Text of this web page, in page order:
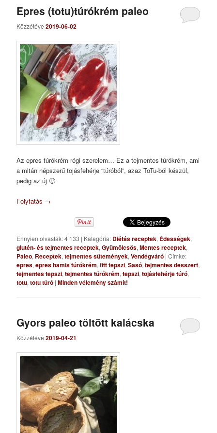
Epres (totu)túrókrém paleo
Közzétéve2019-06-02
Az epres túrókrém régi szerelem… Ez a tejmentes túrókrém, ami
a mltán népszerű tojásfehérje “túróból”, azaz ToTu-ból készül,
pedig az új 🙂
Folytatás →
Ennyien olvasták: 4 133 | Kategória: Diétás receptek, Édességek,
glutén- és tejmentes receptek,Gyümölcsös,Mentes receptek,
Paleo, Receptek,tejmentes sütemények,Vendégváró |Címke:
epres,epres hamis túrókrém,fitt tepszi,Sasó,tejmentes desszert,
tejmentes tepszi,tejmentes túrókrém,tepszi,tojásfehérje túró,
totu,totu túró |Minden vélemény számít!
Gyors paleo töltött kalácska
Közzétéve2019-04-21